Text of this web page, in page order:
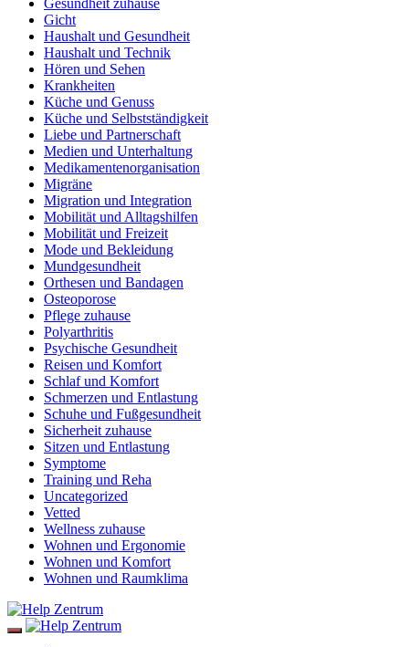
Gicht
Haushalt und Gesundheit
Haushalt und Technik
Hören und Sehen
Krankheiten
Küche und Genuss
Küche und Selbstständigkeit
Liebe und Partnerschaft
Medien und Unterhaltung
Medikamentenorganisation
Migräne
Migration und Integration
Mobilität und Alltagshilfen
Mobilität und Freizeit
Mode und Bekleidung
Mundgesundheit
Orthesen und Bandagen
Osteoporose
Pflege zuhause
Polyarthritis
Psychische Gesundheit
Reisen und Komfort
Schlaf und Komfort
Schmerzen und Entlastung
Schuhe und Fußgesundheit
Sicherheit zuhause
Sitzen und Entlastung
Symptome
Training und Reha
Uncategorized
Vetted
Wellness zuhause
Wohnen und Ergonomie
Wohnen und Komfort
Wohnen und Raumklima